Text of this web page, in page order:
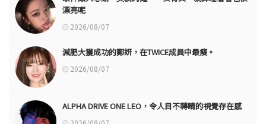
漂亮呢
2026/08/07
減肥大獲成功的鄭妍，在TWICE成員中最瘦。
2026/08/07
ALPHA DRIVE ONE LEO，令人目不轉睛的視覺存在感